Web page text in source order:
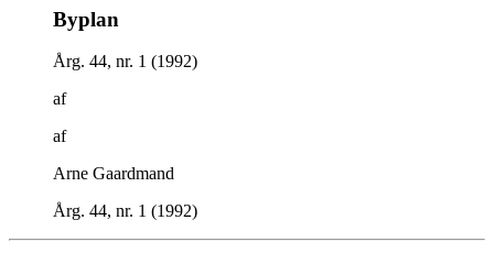
Byplan
Årg. 44, nr. 1 (1992)
af
af
Arne Gaardmand
Årg. 44, nr. 1 (1992)